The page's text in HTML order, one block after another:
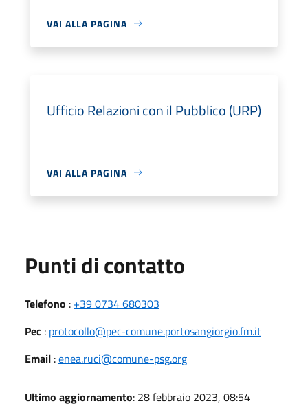
VAI ALLA PAGINA
Ufficio Relazioni con il Pubblico (URP)
VAI ALLA PAGINA
Punti di contatto
Telefono : +39 0734 680303
Pec : protocollo@pec-comune.portosangiorgio.fm.it
Email :enea.ruci@comune-psg.org
Ultimo aggiornamento: 28 febbraio 2023, 08:54